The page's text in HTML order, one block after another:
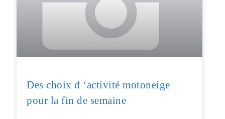
Des choix d ‘activité motoneige
pour la fin de semaine